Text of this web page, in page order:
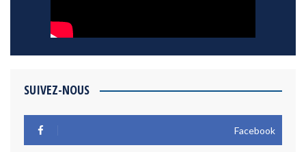
SUIVEZ-NOUS
Facebook